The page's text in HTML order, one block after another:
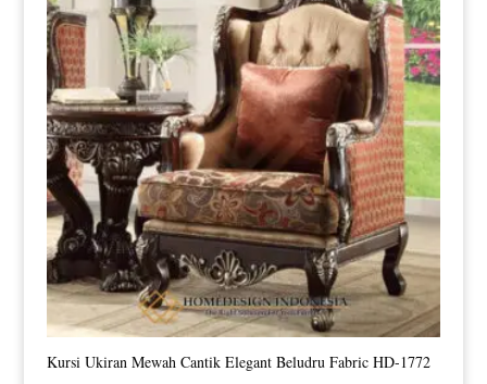
Kursi Ukiran Mewah Cantik Elegant Beludru Fabric HD-1772